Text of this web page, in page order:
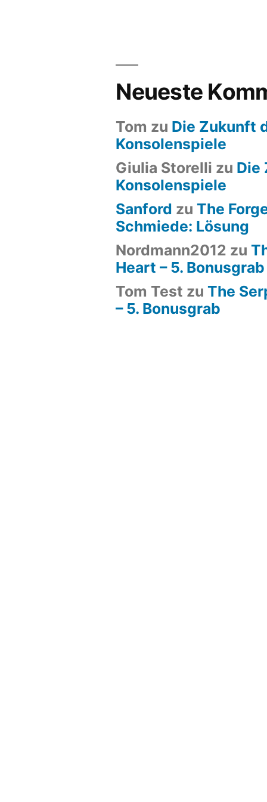
Neueste
Tom zu Die Zukunft
Konsolenspiele
Giulia Storelli zu Die
Konsolenspiele
Sanford zuThe
Schmiede: Lösung
Nordmann2012 zu
Heart – 5. Bonusgrab
Tom Test zuThe
– 5. Bonusgrab